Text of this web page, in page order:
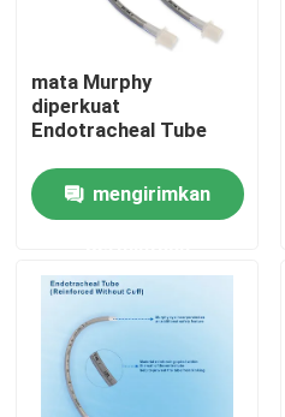
Produk
Video
Tentang kami
Tur Pabrik
mata Murphy
diperkuat
Endotracheal Tube
mengirimkan